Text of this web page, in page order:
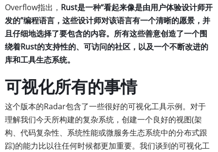
Overflow指出， Rust是一种“看起来像是由用户体验设计师开
发的”编程语言，这些设计师对该语言有一个清晰的愿景，并
且仔细地选择了要包含的内容。所有这些善意创造了一个围
绕着Rust的支持性的、可访问的社区，以及一个不断改进的
库和工具生态系统。
可视化所有的事情
这个版本的Radar包含了一些很好的可视化工具示例。对于
理解我们今天所构建的复杂系统，创建一个良好的视图(架
构、代码复杂性、系统性能或微服务生态系统中的分布式跟
踪)的能力比以往任何时候都更加重要。我们谈到的可视化工